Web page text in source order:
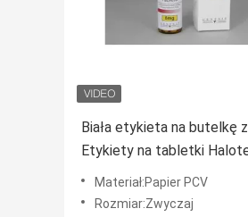
Biała etykieta na butelkę
Etykiety na tabletki
butelki doustne 5 mg
Materiał:Papier PCV
Rozmiar:Zwyczaj